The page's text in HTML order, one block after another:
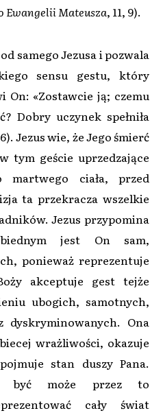
Ewangelii Mateusza, 11, 9).
samego Jezusa i pozwala
sensu gestu, który
On: «Zostawcie ją; czemu
Dobry uczynek spełniła
6). Jezus wie, że Jego śmierć
tym geście uprzedzające
martwego ciała, przed
ta przekracza wszelkie
Jezus przypomina
jest On sam,
ponieważ reprezentuje
akceptuje gest tejże
ubogich, samotnych,
dyskryminowanych. Ona
wrażliwości, okazuje
stan duszy Pana.
być może przez to
cały świat